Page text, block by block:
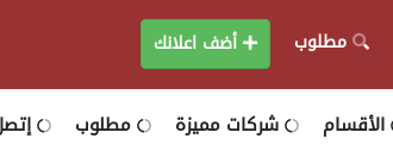
مطلوب أضف اعلانك
الأقسام شركات مميزة مطلوب